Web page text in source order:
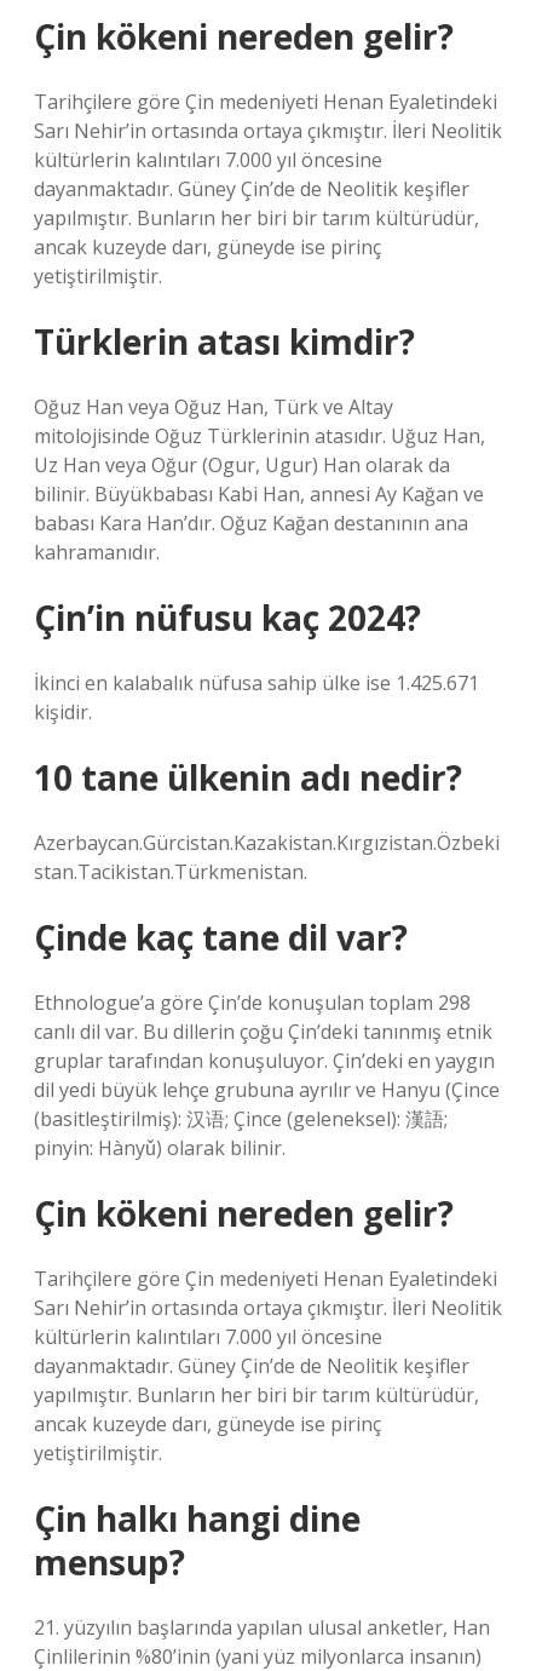
Çin kökeni nereden gelir?
Tarihçilere göre Çin medeniyeti Henan Eyaletindeki
Sarı Nehir’in ortasında ortaya çıkmıştır. İleri Neolitik
kültürlerin kalıntıları 7.000 yıl öncesine
dayanmaktadır. Güney Çin’de de Neolitik keşifler
yapılmıştır. Bunların her biri bir tarım kültürüdür,
ancak kuzeyde darı, güneyde ise pirinç
yetiştirilmiştir.
Türklerin atası kimdir?
Oğuz Han veya Oğuz Han, Türk ve Altay
mitolojisinde Oğuz Türklerinin atasıdır. Uğuz Han,
Uz Han veya Oğur (Ogur, Ugur) Han olarak da
bilinir. Büyükbabası Kabi Han, annesi Ay Kağan ve
babası Kara Han’dır. Oğuz Kağan destanının ana
kahramanıdır.
Çin’in nüfusu kaç 2024?
İkinci en kalabalık nüfusa sahip ülke ise 1.425.671
kişidir.
10 tane ülkenin adı nedir?
Azerbaycan.Gürcistan.Kazakistan.Kırgızistan.Özbeki
stan.Tacikistan.Türkmenistan.
Çinde kaç tane dil var?
Ethnologue’a göre Çin’de konuşulan toplam 298
canlı dil var. Bu dillerin çoğu Çin’deki tanınmış etnik
gruplar tarafından konuşuluyor. Çin’deki en yaygın
dil yedi büyük lehçe grubuna ayrılır ve Hanyu (Çince
(basitleştirilmiş): 汉语; Çince (geleneksel): 漢語;
pinyin: Hànyǔ) olarak bilinir.
Çin kökeni nereden gelir?
Tarihçilere göre Çin medeniyeti Henan Eyaletindeki
Sarı Nehir’in ortasında ortaya çıkmıştır. İleri Neolitik
kültürlerin kalıntıları 7.000 yıl öncesine
dayanmaktadır. Güney Çin’de de Neolitik keşifler
yapılmıştır. Bunların her biri bir tarım kültürüdür,
ancak kuzeyde darı, güneyde ise pirinç
yetiştirilmiştir.
Çin halkı hangi dine
mensup?
21. yüzyılın başlarında yapılan ulusal anketler, Han
Çinlilerinin %80’inin (yani yüz milyonlarca insanın)